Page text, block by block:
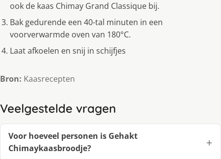
ook de kaas Chimay Grand Classique bij.
Bak gedurende een 40-tal minuten in een
voorverwarmde oven van 180°C.
Laat afkoelen en snij in schijfjes
Bron: Kaasrecepten
Veelgestelde vragen
Voor hoeveel personen is Gehakt
Chimaykaasbroodje?